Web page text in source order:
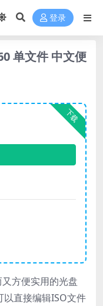
登录
单文件 中文便
下载
方便实用的光盘
直接编辑ISO文件